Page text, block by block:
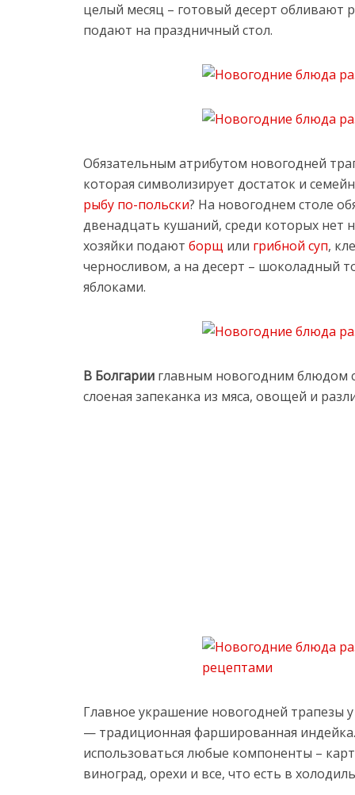
целый месяц – готовый десерт
подают на праздничный стол.
Обязательным атрибутом новогодней
которая символизирует достаток и
рыбу по-польски? На новогоднем столе
двенадцать кушаний, среди которых нет
хозяйки подают борщ или грибной суп,
черносливом, а на десерт – шоколадный
яблоками.
В Болгарии главным новогодним блюдом
слоеная запеканка из мяса, овощей и
Главное украшение новогодней трапезы
— традиционная фаршированная
использоваться любые компоненты –
виноград, орехи и все, что есть в